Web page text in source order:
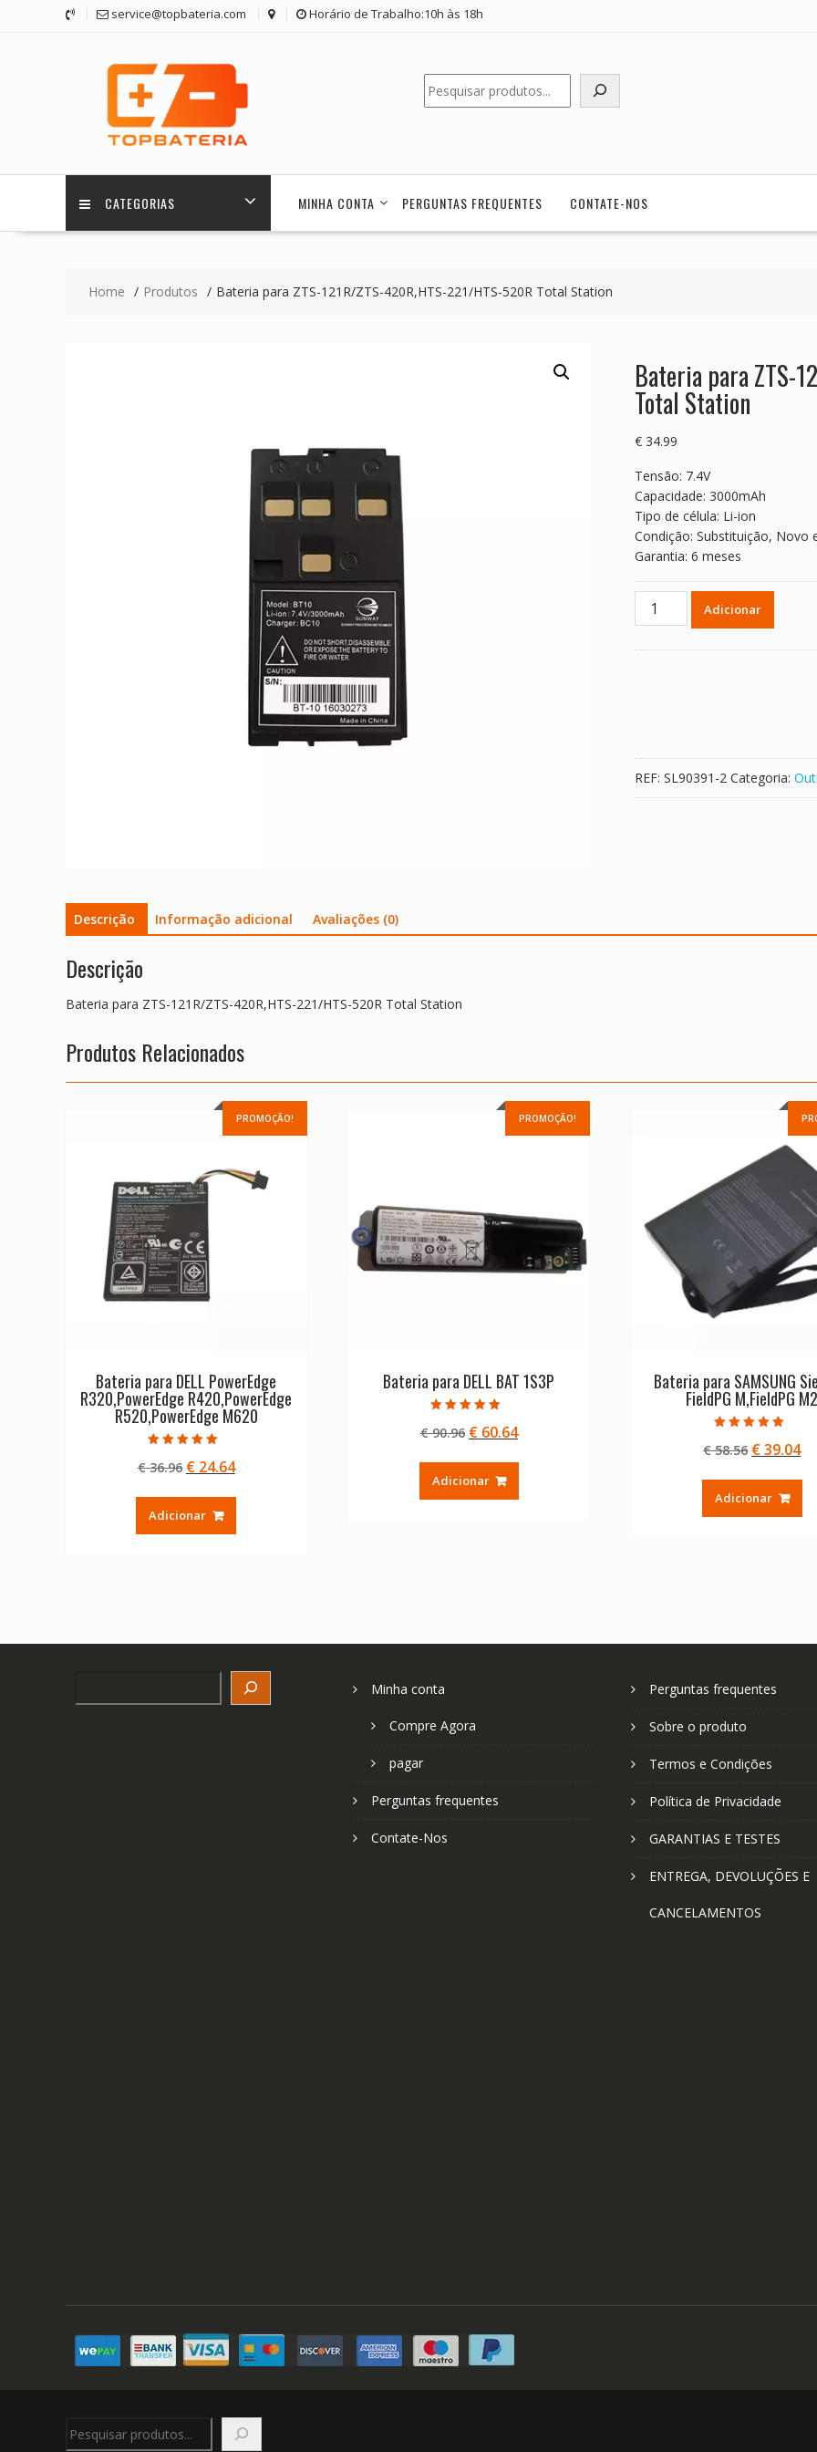
service@topbateria.com Horário de Trabalho:10h às 18h
Pesquisar
CATEGORIAS MINHA CONTA PERGUNTAS FREQUENTES CONTATE-NOS
Home Produtos Bateria para ZTS-121R/ZTS-420R,HTS-221/HTS-520R Total Station
Bateria para ZTS-
Total Station
€ 34.99
Tensão: 7.4V
Capacidade: 3000mAh
Tipo de célula: Li-ion
Condição: Substituição, Novo
Garantia: 6 meses
Quantidade
520R
Total
Station
Adicionar
REF: SL90391-2 Categoria:
Descrição Informação adicional Avaliações (0)
Descrição
Bateria para ZTS-121R/ZTS-420R,HTS-221/HTS-520R Total Station
Produtos Relacionados
PROMOÇÃO!
Bateria para DELL PowerEdge
R320,PowerEdge R420,PowerEdge
R520,PowerEdge M620
5.00
de 5
€36.96 O
original
era:
€24.64O
Adicionar
PROMOÇÃO!
Bateria para DELL BAT 1S3P
5.00
de 5
€90.96 O
original
era:
€60.64O
Adicionar
Bateria para SAMSUNG
FieldPG M,FieldPG M2
5.00
de 5
€58.56 O
original
era:
€39.04O
Adicionar
Minha conta
Compre Agora
pagar
Perguntas frequentes
Contate-Nos
Perguntas frequentes
Sobre o produto
Termos e Condições
Política de Privacidade
GARANTIAS E TESTES
ENTREGA, DEVOLUÇÕES E
CANCELAMENTOS
Pesquisar